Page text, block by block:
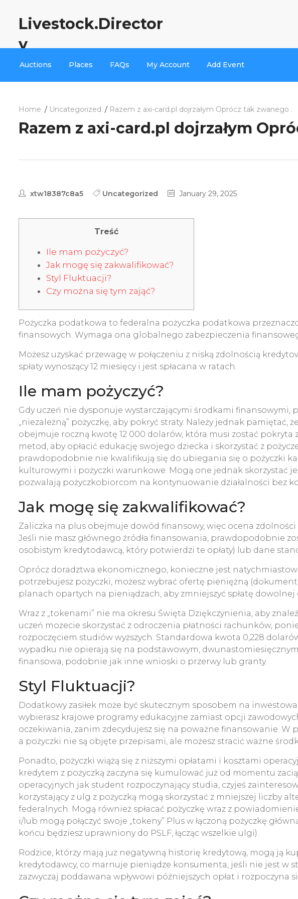
Livestock.Director
y
Auctions Places FAQs My Account Add Event
Home Uncategorized Razem z axi-card.pl dojrzałym Oprócz tak zwanego .
Razem z axi-card.pl dojrzałym
xtw18387c8a5 Uncategorized January 29, 2025
Treść
Ile mam pożyczyć?
Jak mogę się zakwalifikować?
Styl Fluktuacji?
Czy można się tym zająć?
Pożyczka podatkowa to federalna pożyczka podatkowa
finansowych. Wymaga ona globalnego zabezpieczenia
Możesz uzyskać przewagę w połączeniu z niską zdolnością
spłaty wynoszący 12 miesięcy i jest spłacana w ratach.
Ile mam pożyczyć?
Gdy uczeń nie dysponuje wystarczającymi środkami finansowymi,
„niezależną” pożyczkę, aby pokryć straty. Należy jednak
obejmuje roczną kwotę 12 000 dolarów, która musi zostać
metod, aby opłacić edukację swojego dziecka i skorzystać z
prawdopodobnie nie kwalifikują się do ubiegania się o pożyczki
kulturowymi i pożyczki warunkowe. Mogą one jednak skorzystać
pozwalają pożyczkobiorcom na kontynuowanie działalności bez
Jak mogę się zakwalifikować?
Zaliczka na plus obejmuje dowód finansowy, więc ocena
Jeśli nie masz głównego źródła finansowania, prawdopodobnie
osobistym kredytodawcą, który potwierdzi te opłaty) lub dane
Oprócz doradztwa ekonomicznego, konieczne jest
potrzebujesz pożyczki, możesz wybrać ofertę pieniężną
planach opartych na pieniądzach, aby zmniejszyć spłatę dowolnej
Wraz z „tokenami” nie ma okresu Święta Dziękczynienia, aby
uczeń możecie skorzystać z odroczenia płatności rachunków,
rozpoczęciem studiów wyższych. Standardowa kwota 0,228
wypadku nie opierają się na podstawowym,
finansowa, podobnie jak inne wnioski o przerwy lub granty.
Styl Fluktuacji?
Dodatkowy zasiłek może być skutecznym sposobem na
wybierasz krajowe programy edukacyjne zamiast opcji
oczekiwania, zanim zdecydujesz się na poważne finansowanie.
a pożyczki nie są objęte przepisami, ale możesz stracić ważne
Ponadto, pożyczki wiążą się z niższymi opłatami i kosztami
kredytem z pożyczką zaczyna się kumulować już od momentu
operacyjnych jak student rozpoczynający studia, czyjeś
korzystający z ulg z pożyczką mogą skorzystać z mniejszej liczby
federalnych. Mogą również spłacać pożyczkę wraz z
i/lub mogą połączyć swoje „tokeny” Plus w łączoną pożyczkę
końcu będziesz uprawniony do PSLF, łącząc wszelkie ulgi).
Rodzice, którzy mają już negatywną historię kredytową, mogą ją
kredytodawcy, co marnuje pieniądze konsumenta, jeśli nie jest
zazwyczaj poddawana wpływowi późniejszych opłat i